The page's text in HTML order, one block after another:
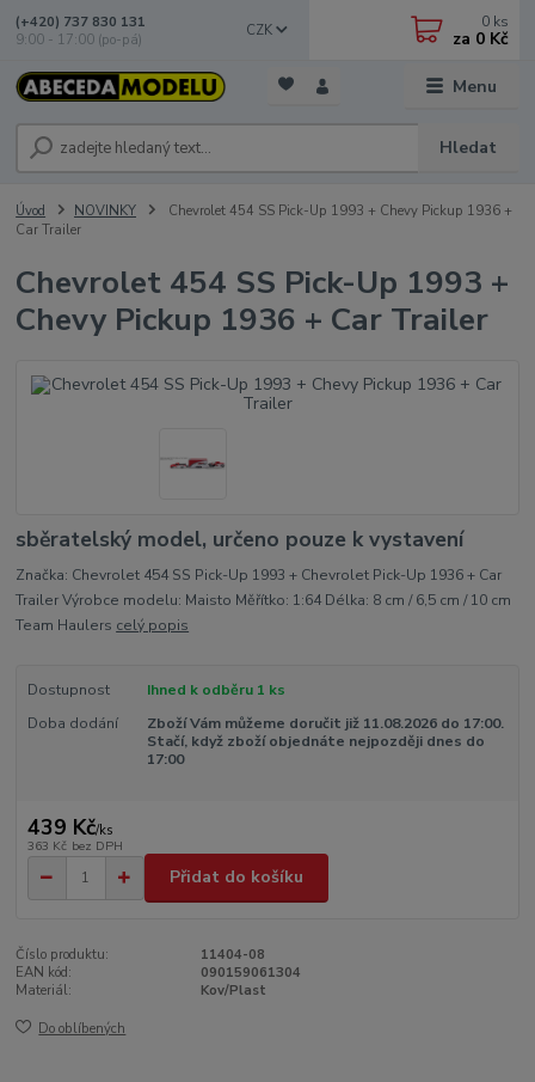
Menu
CZK
Hledat
(+420) 737 830 131
9:00 - 17:00 (po-pá)
0 ks
za 0 Kč
Úvod NOVINKY
Chevrolet 454 SS Pick-Up 1993 + Chevy Pickup 1936 +
Car Trailer
Chevrolet 454 SS Pick-Up 1993 +
Chevy Pickup 1936 + Car Trailer
sběratelský model, určeno pouze k vystavení
Značka: Chevrolet 454 SS Pick-Up 1993 + Chevrolet Pick-Up 1936 + Car
Trailer Výrobce modelu: Maisto Měřítko: 1:64 Délka: 8 cm / 6,5 cm / 10 cm
Team Haulers celý popis
Dostupnost
Ihned k odběru 1 ks
Doba dodání
Zboží Vám můžeme doručit již 11.08.2026 do 17:00.
Stačí, když zboží objednáte nejpozději dnes do
17:00
439 Kč/ks
363 Kč bez DPH
Přidat do košíku
Číslo produktu:
11404-08
EAN kód:
090159061304
Materiál:
Kov/Plast
Do oblíbených